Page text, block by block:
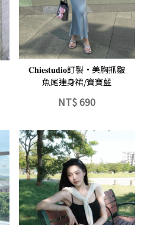
立即選購
𝐂𝐡𝐢𝐞𝐬𝐭𝐮𝐝𝐢𝐨訂製·美胸抓皺
魚尾連身裙/寶寶藍
NT$690